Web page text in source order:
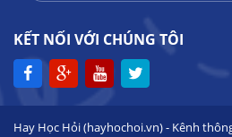
KẾT NỐI VỚI CHÚNG TÔI
Hay Học Hỏi (hayhochoi.vn) - Kênh